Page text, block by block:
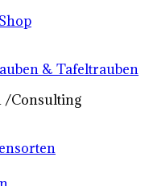
& Tafeltrauben
/Consulting